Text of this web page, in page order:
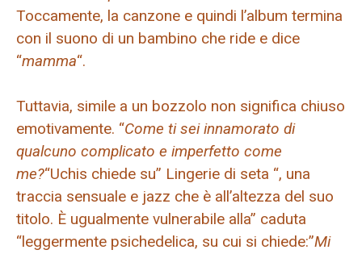
Toccamente, la canzone e quindi l’album termina
con il suono di un bambino che ride e dice
“mamma“.
Tuttavia, simile a un bozzolo non significa chiuso
emotivamente. “Come ti sei innamorato di
qualcuno complicato e imperfetto come
me?“Uchis chiede su” Lingerie di seta “, una
traccia sensuale e jazz che è all’altezza del suo
titolo. È ugualmente vulnerabile alla” caduta
“leggermente psichedelica, su cui si chiede:”Mi